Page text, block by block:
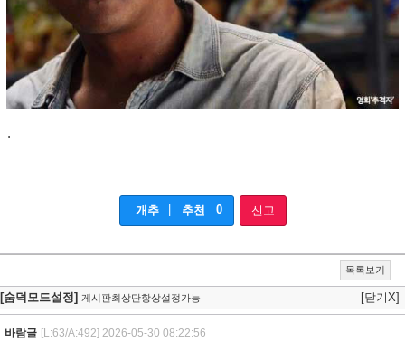
.
개추 추천 0 신고
목록보기
[숨덕모드설정] 게시판최상단항상설정가능 [닫기X]
바람글 [L:63/A:492] 2026-05-30 08:22:56